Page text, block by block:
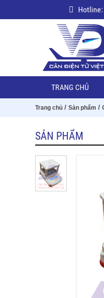
TRANG CHỦ
Trang chủ / Sản phẩm /
SẢN PHẨM